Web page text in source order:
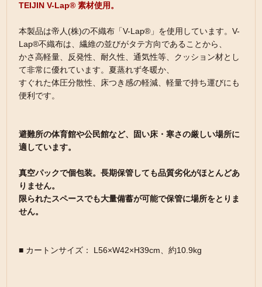
TEIJIN V-Lap® 素材使用。
本製品は帝人(株)の不織布「V-Lap®」を使用しています。V-
Lap®不織布は、繊維の並びがタテ方向であることから、
かさ高軽量、反発性、耐久性、通気性等、クッション材とし
て非常に優れています。夏蒸れず冬暖か、
すぐれた体圧分散性、床つき感の軽減、軽量で持ち運びにも
便利です。
避難所の体育館や公民館など、固い床・寒さの厳しい場所に
適しています。
真空パックで個包装。長期保管しても品質劣化がほとんどあ
りません。
限られたスペースでも大量備蓄が可能で保管に場所をとりま
せん。
■ カートンサイズ： L56×W42×H39cm、約10.9kg